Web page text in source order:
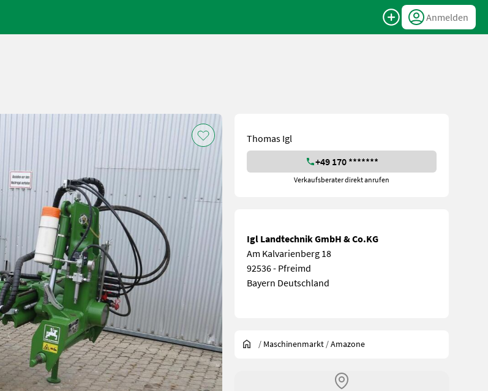
Anmelden
Thomas Igl
+49 170 *******
Verkaufsberater direkt anrufen
Igl Landtechnik GmbH & Co.KG
Am Kalvarienberg 18
92536 - Pfreimd
Bayern Deutschland
/ Maschinenmarkt /Amazone